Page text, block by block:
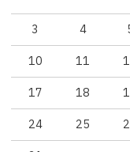
3
4
10
11
17
18
24
25